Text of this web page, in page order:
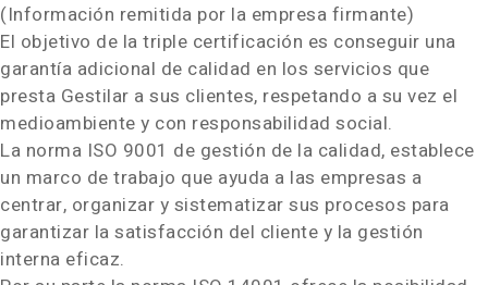
(Información remitida por la empresa firmante)
El objetivo de la triple certificación es conseguir una
garantía adicional de calidad en los servicios que
presta Gestilar a sus clientes, respetando a su vez el
medioambiente y con responsabilidad social.
La norma ISO 9001 de gestión de la calidad, establece
un marco de trabajo que ayuda a las empresas a
centrar, organizar y sistematizar sus procesos para
garantizar la satisfacción del cliente y la gestión
interna eficaz.